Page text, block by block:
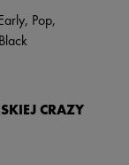
Pop,
CRAZY